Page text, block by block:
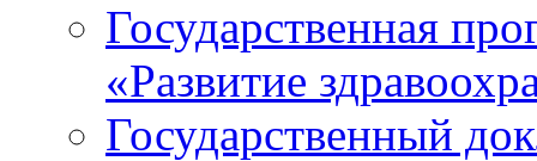
Государственная
«Развитие
Государственный